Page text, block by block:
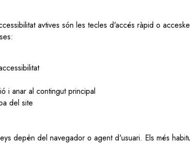
avtives són les tecles d'accés ràpid o
i anar al contingut principal
del site
depèn del navegador o agent d'usuari. Els més